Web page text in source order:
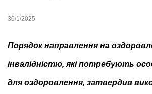
30/1/2025
Порядок направлення на
інвалідністю, які потребують
для оздоровлення, затвердив